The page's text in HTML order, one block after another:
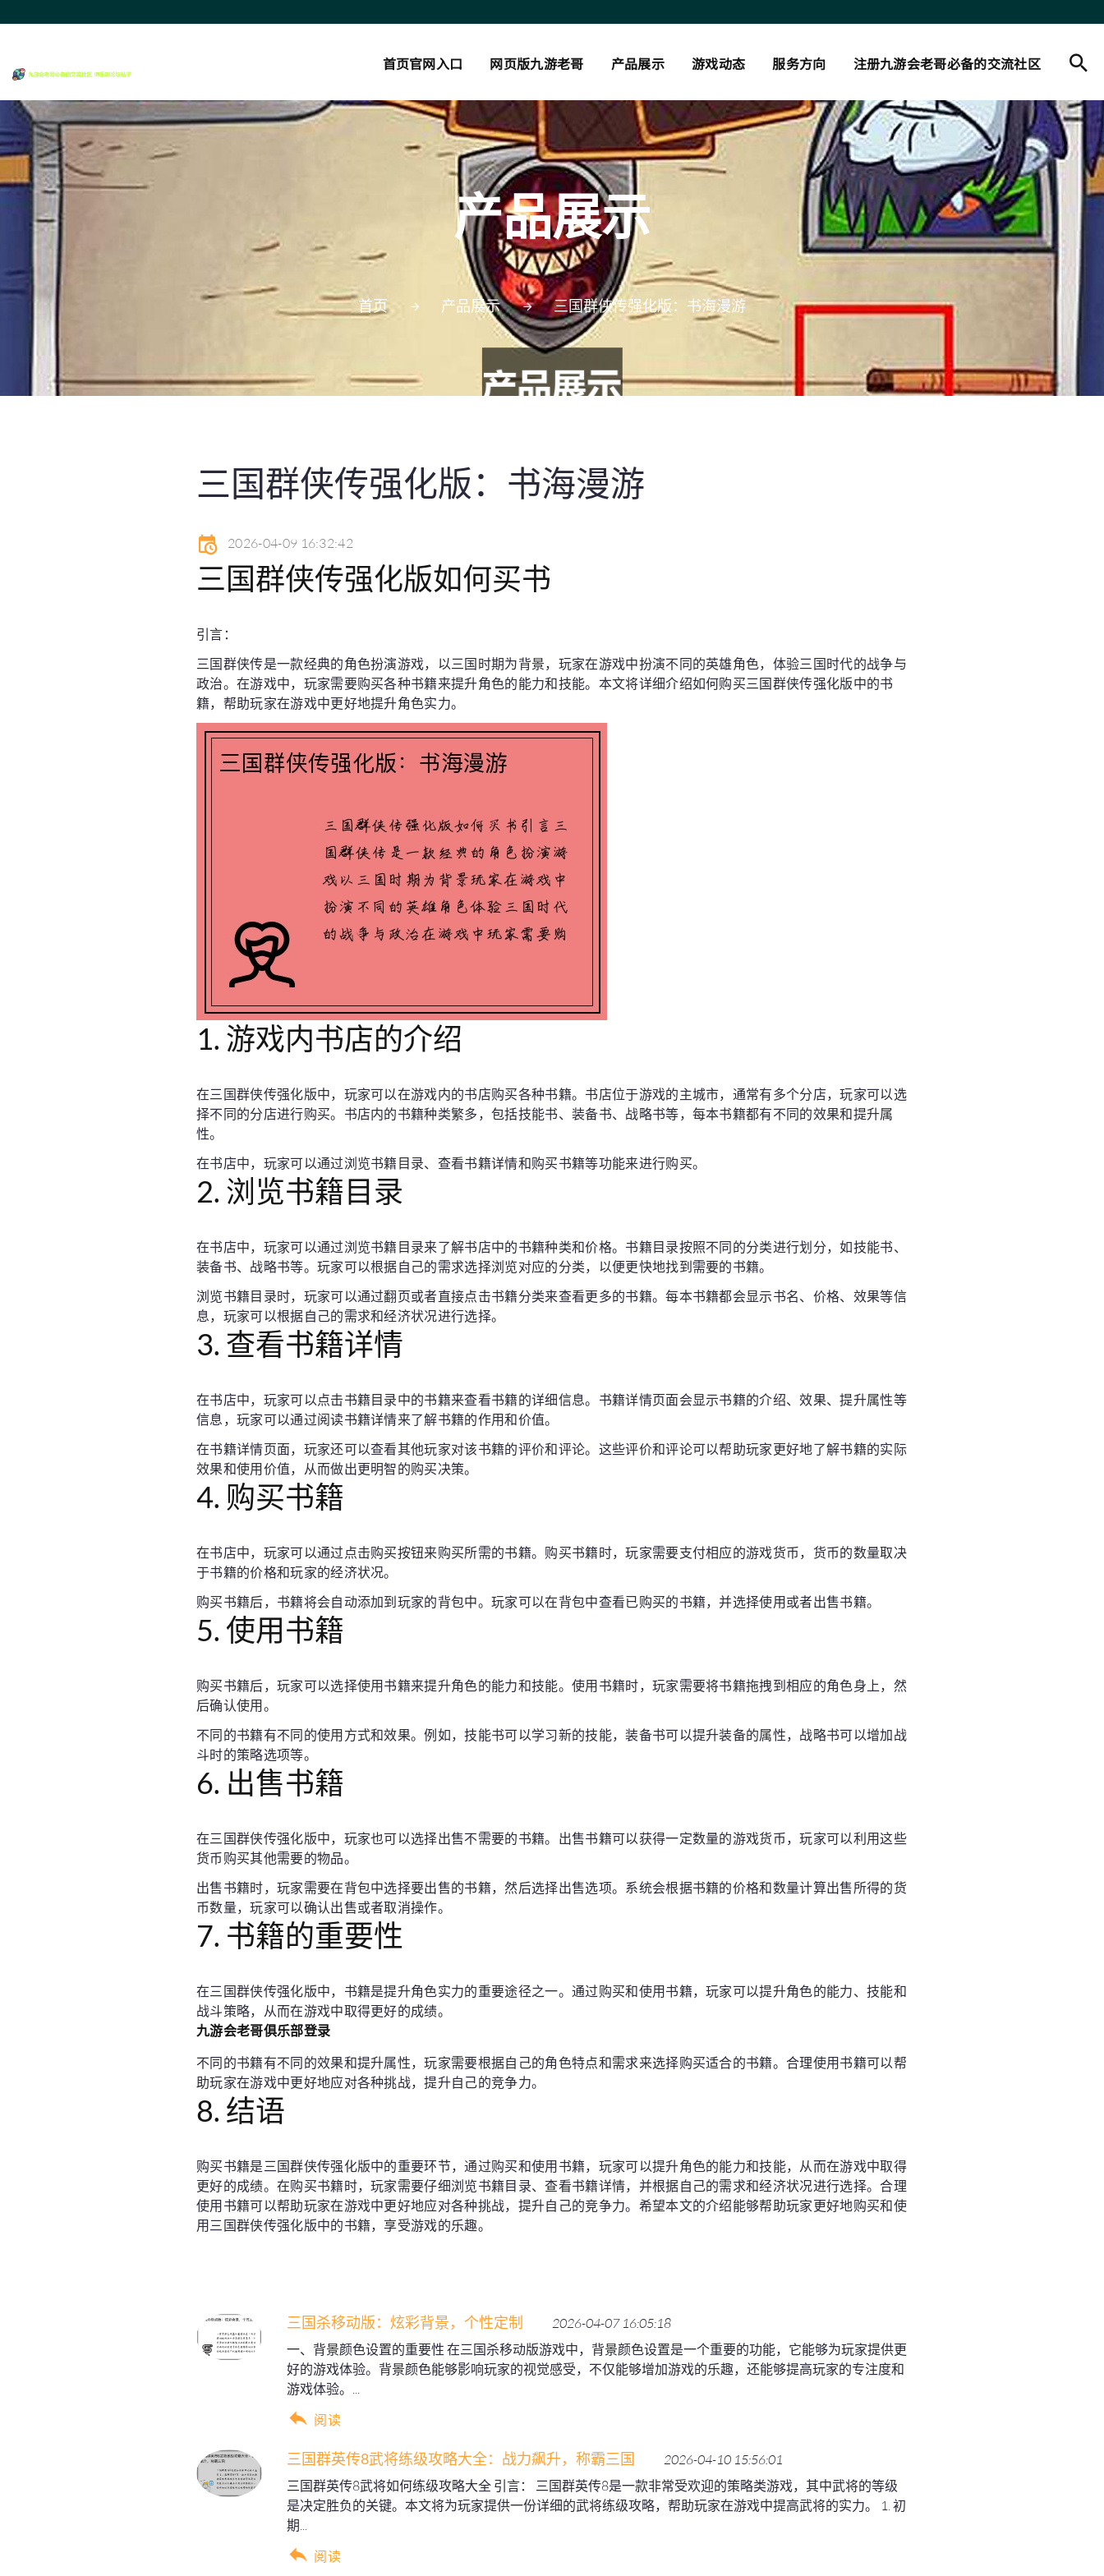
首页官网入口 网页版九游老哥 产品展示 游戏动态 服务方向 注册九游会老哥必备的交流社区
产品展示
首页 产品展示 三国群侠传强化版：书海漫游
三国群侠传强化版：书海漫游
2026-04-09 16:32:42
三国群侠传强化版如何买书
引言：
三国群侠传是一款经典的角色扮演游戏，以三国时期为背景，玩家在游戏中扮演不同的英雄角色，体验三国时代的战争与
政治。在游戏中，玩家需要购买各种书籍来提升角色的能力和技能。本文将详细介绍如何购买三国群侠传强化版中的书
籍，帮助玩家在游戏中更好地提升角色实力。
1. 游戏内书店的介绍
在三国群侠传强化版中，玩家可以在游戏内的书店购买各种书籍。书店位于游戏的主城市，通常有多个分店，玩家可以选
择不同的分店进行购买。书店内的书籍种类繁多，包括技能书、装备书、战略书等，每本书籍都有不同的效果和提升属
性。
在书店中，玩家可以通过浏览书籍目录、查看书籍详情和购买书籍等功能来进行购买。
2. 浏览书籍目录
在书店中，玩家可以通过浏览书籍目录来了解书店中的书籍种类和价格。书籍目录按照不同的分类进行划分，如技能书、
装备书、战略书等。玩家可以根据自己的需求选择浏览对应的分类，以便更快地找到需要的书籍。
浏览书籍目录时，玩家可以通过翻页或者直接点击书籍分类来查看更多的书籍。每本书籍都会显示书名、价格、效果等信
息，玩家可以根据自己的需求和经济状况进行选择。
3. 查看书籍详情
在书店中，玩家可以点击书籍目录中的书籍来查看书籍的详细信息。书籍详情页面会显示书籍的介绍、效果、提升属性等
信息，玩家可以通过阅读书籍详情来了解书籍的作用和价值。
在书籍详情页面，玩家还可以查看其他玩家对该书籍的评价和评论。这些评价和评论可以帮助玩家更好地了解书籍的实际
效果和使用价值，从而做出更明智的购买决策。
4. 购买书籍
在书店中，玩家可以通过点击购买按钮来购买所需的书籍。购买书籍时，玩家需要支付相应的游戏货币，货币的数量取决
于书籍的价格和玩家的经济状况。
购买书籍后，书籍将会自动添加到玩家的背包中。玩家可以在背包中查看已购买的书籍，并选择使用或者出售书籍。
5. 使用书籍
购买书籍后，玩家可以选择使用书籍来提升角色的能力和技能。使用书籍时，玩家需要将书籍拖拽到相应的角色身上，然
后确认使用。
不同的书籍有不同的使用方式和效果。例如，技能书可以学习新的技能，装备书可以提升装备的属性，战略书可以增加战
斗时的策略选项等。
6. 出售书籍
在三国群侠传强化版中，玩家也可以选择出售不需要的书籍。出售书籍可以获得一定数量的游戏货币，玩家可以利用这些
货币购买其他需要的物品。
出售书籍时，玩家需要在背包中选择要出售的书籍，然后选择出售选项。系统会根据书籍的价格和数量计算出售所得的货
币数量，玩家可以确认出售或者取消操作。
7. 书籍的重要性
在三国群侠传强化版中，书籍是提升角色实力的重要途径之一。通过购买和使用书籍，玩家可以提升角色的能力、技能和
战斗策略，从而在游戏中取得更好的成绩。
九游会老哥俱乐部登录
不同的书籍有不同的效果和提升属性，玩家需要根据自己的角色特点和需求来选择购买适合的书籍。合理使用书籍可以帮
助玩家在游戏中更好地应对各种挑战，提升自己的竞争力。
8. 结语
购买书籍是三国群侠传强化版中的重要环节，通过购买和使用书籍，玩家可以提升角色的能力和技能，从而在游戏中取得
更好的成绩。在购买书籍时，玩家需要仔细浏览书籍目录、查看书籍详情，并根据自己的需求和经济状况进行选择。合理
使用书籍可以帮助玩家在游戏中更好地应对各种挑战，提升自己的竞争力。希望本文的介绍能够帮助玩家更好地购买和使
用三国群侠传强化版中的书籍，享受游戏的乐趣。
三国杀移动版：炫彩背景，个性定制
2026-04-07 16:05:18
一、背景颜色设置的重要性 在三国杀移动版游戏中，背景颜色设置是一个重要的功能，它能够为玩家提供更
好的游戏体验。背景颜色能够影响玩家的视觉感受，不仅能够增加游戏的乐趣，还能够提高玩家的专注度和
游戏体验。...
阅读
三国群英传8武将练级攻略大全：战力飙升，称霸三国
2026-04-10 15:56:01
三国群英传8武将如何练级攻略大全 引言： 三国群英传8是一款非常受欢迎的策略类游戏，其中武将的等级
是决定胜负的关键。本文将为玩家提供一份详细的武将练级攻略，帮助玩家在游戏中提高武将的实力。 1. 初
期...
阅读